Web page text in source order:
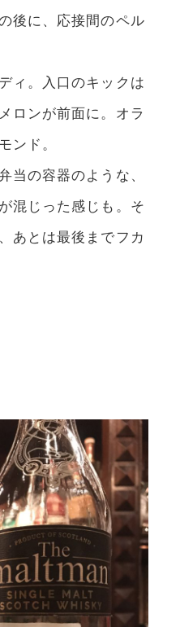
後に、応接間のペル
ィ。入口のキックは
ロンが前面に。オラ
ンド。
の容器のような、
混じった感じも。そ
あとは最後までフカ